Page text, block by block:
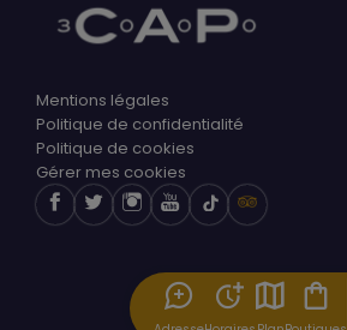
Mentions légales
Politique de confidentialité
Politique de cookies
Gérer mes cookies